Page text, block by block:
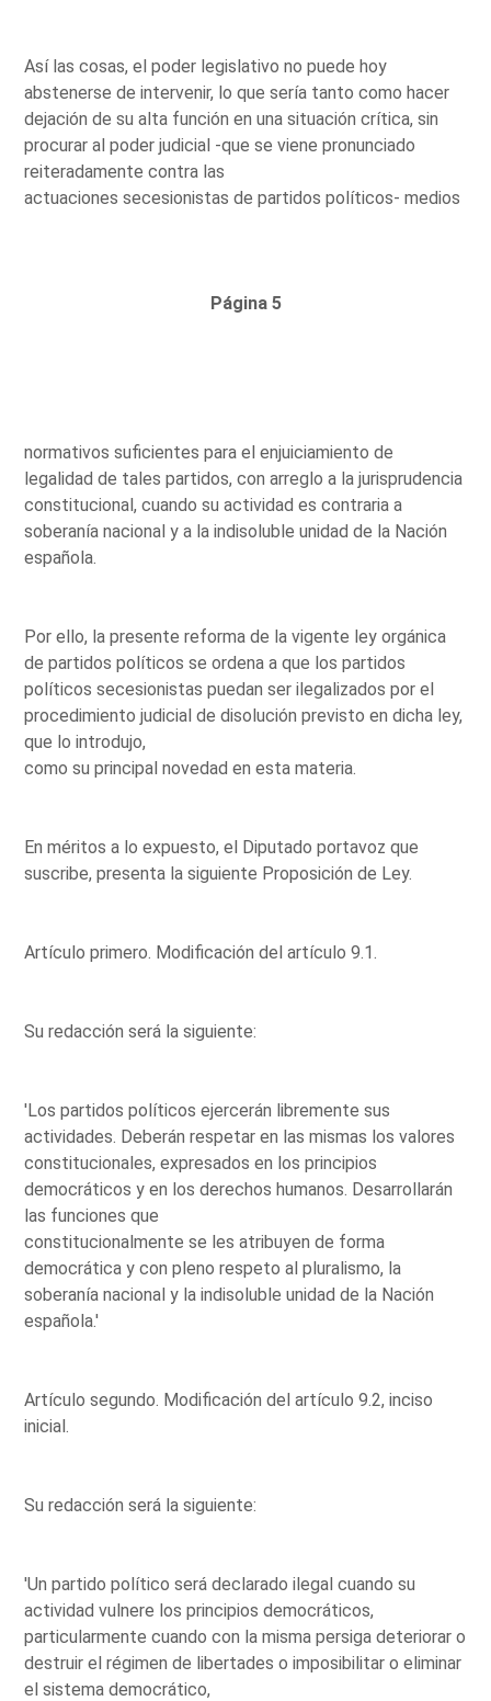
Así las cosas, el poder legislativo no puede hoy
abstenerse de intervenir, lo que sería tanto como hacer
dejación de su alta función en una situación crítica, sin
procurar al poder judicial -que se viene pronunciado
reiteradamente contra las
actuaciones secesionistas de partidos políticos- medios
Página 5
normativos suficientes para el enjuiciamiento de
legalidad de tales partidos, con arreglo a la jurisprudencia
constitucional, cuando su actividad es contraria a
soberanía nacional y a la indisoluble unidad de la Nación
española.
Por ello, la presente reforma de la vigente ley orgánica
de partidos políticos se ordena a que los partidos
políticos secesionistas puedan ser ilegalizados por el
procedimiento judicial de disolución previsto en dicha ley,
que lo introdujo,
como su principal novedad en esta materia.
En méritos a lo expuesto, el Diputado portavoz que
suscribe, presenta la siguiente Proposición de Ley.
Artículo primero. Modificación del artículo 9.1.
Su redacción será la siguiente:
'Los partidos políticos ejercerán libremente sus
actividades. Deberán respetar en las mismas los valores
constitucionales, expresados en los principios
democráticos y en los derechos humanos. Desarrollarán
las funciones que
constitucionalmente se les atribuyen de forma
democrática y con pleno respeto al pluralismo, la
soberanía nacional y la indisoluble unidad de la Nación
española.'
Artículo segundo. Modificación del artículo 9.2, inciso
inicial.
Su redacción será la siguiente:
'Un partido político será declarado ilegal cuando su
actividad vulnere los principios democráticos,
particularmente cuando con la misma persiga deteriorar o
destruir el régimen de libertades o imposibilitar o eliminar
el sistema democrático,